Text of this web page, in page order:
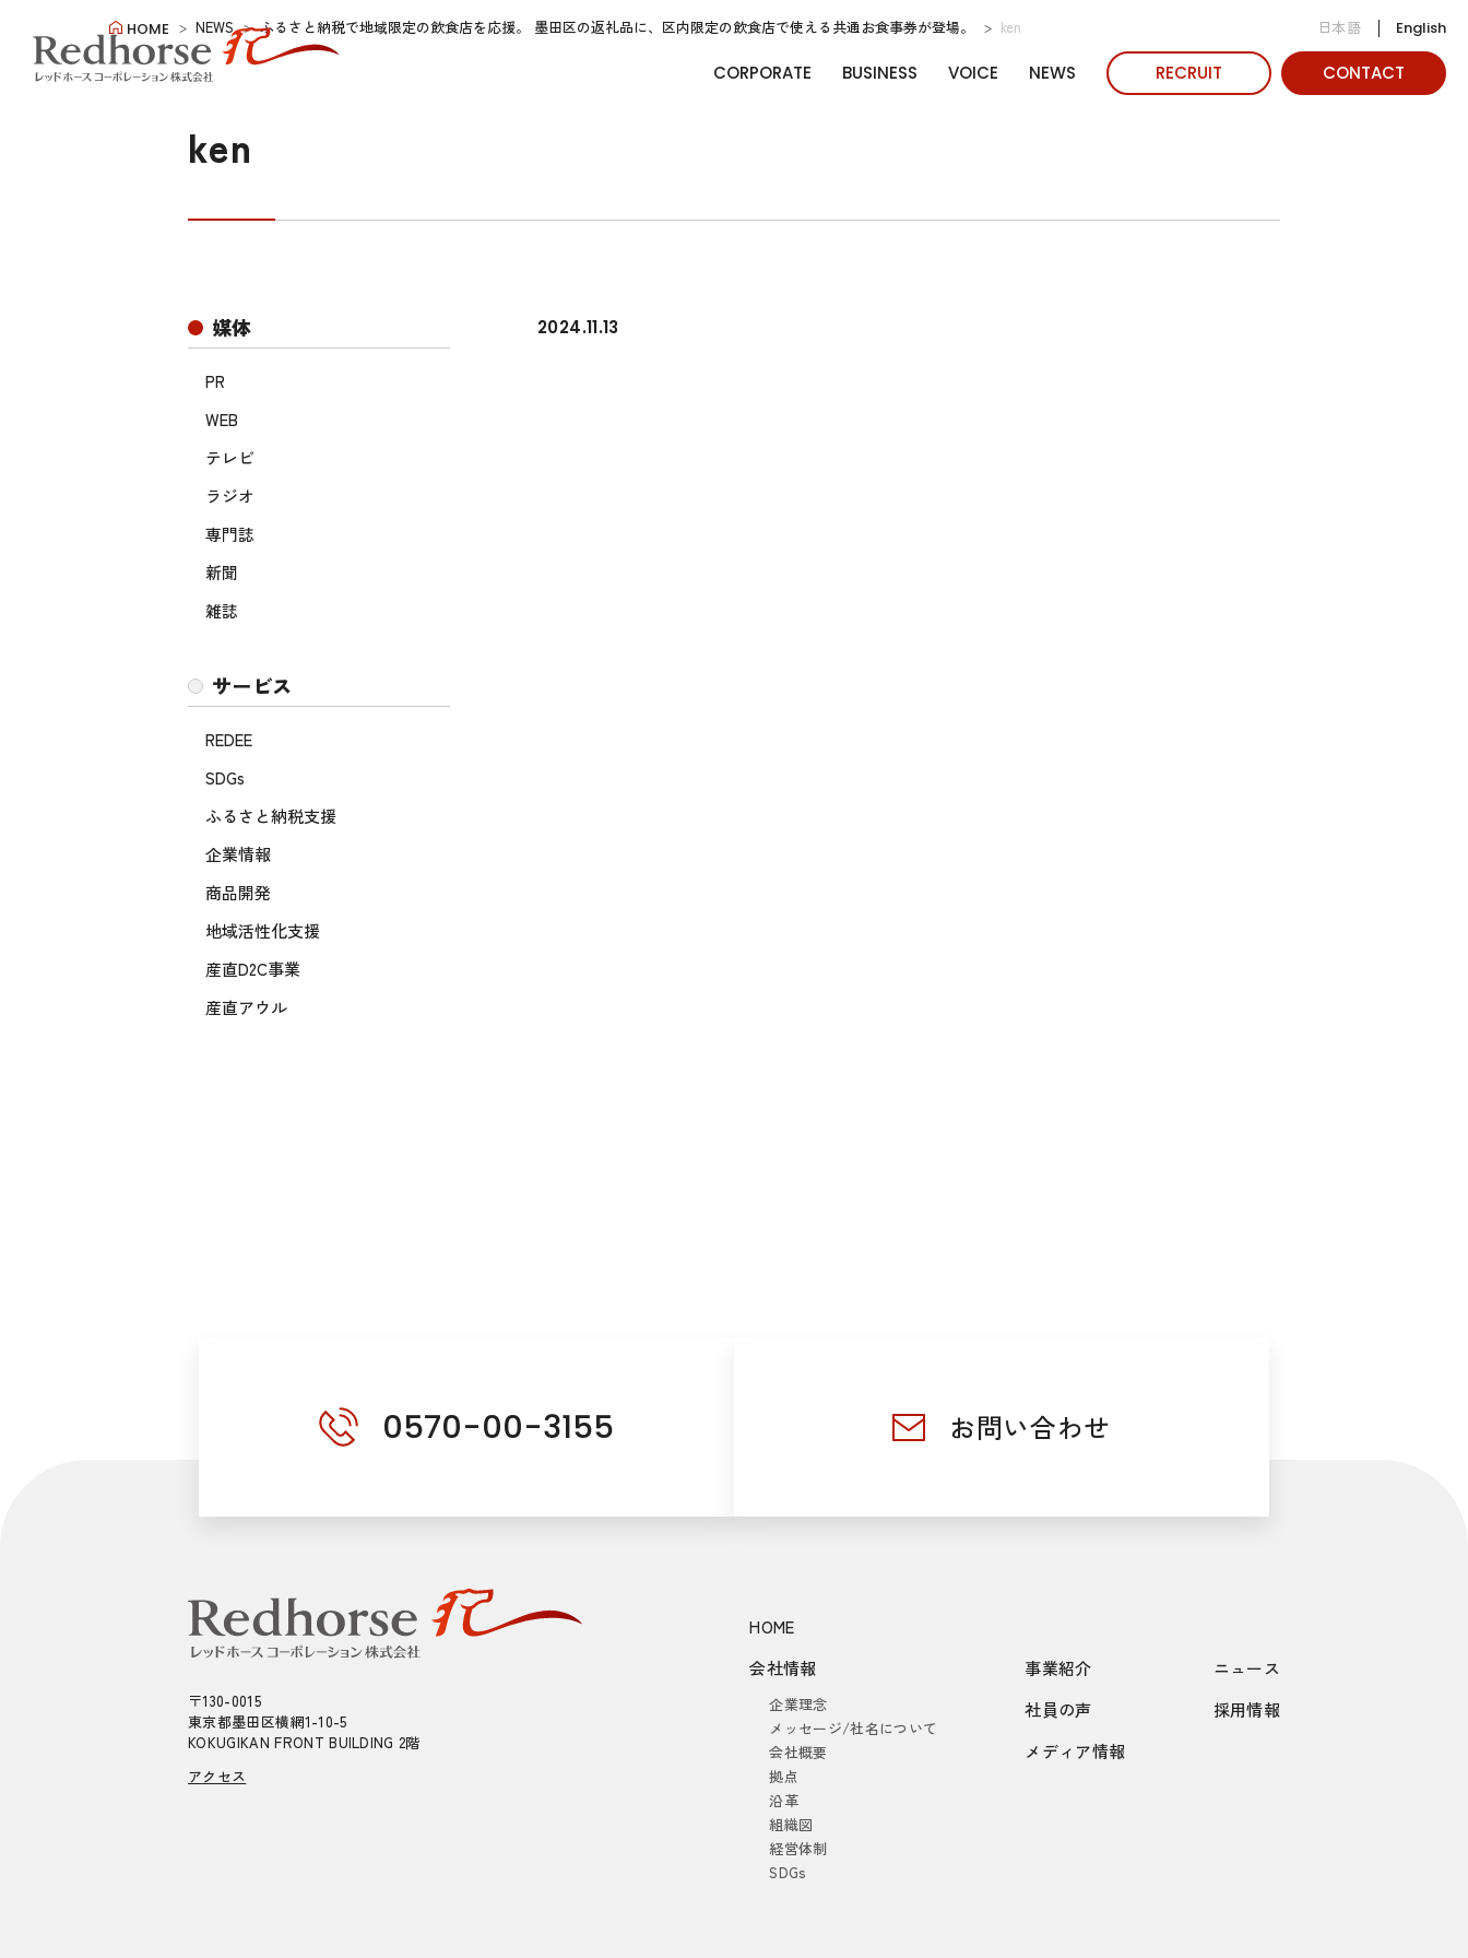
日本語 English
CORPORATE BUSINESS VOICE NEWS RECRUIT CONTACT
HOME NEWS ふるさと納税で地域限定の飲食店を応援。 墨田区の返礼品に、区内限定の飲食店で使える共通お食事券が登場。 ken
ken
媒体
PR
WEB
テレビ
ラジオ
専門誌
新聞
雑誌
サービス
REDEE
SDGs
ふるさと納税支援
企業情報
商品開発
地域活性化支援
産直D2C事業
産直アウル
2024.11.13
0570-00-3155 お問い合わせ
〒130-0015
東京都墨田区横網1-10-5
KOKUGIKAN FRONT BUILDING 2階
アクセス
HOME
会社情報
企業理念
メッセージ/社名について
会社概要
拠点
沿革
組織図
経営体制
SDGs
事業紹介
社員の声
メディア情報
ニュース
採用情報